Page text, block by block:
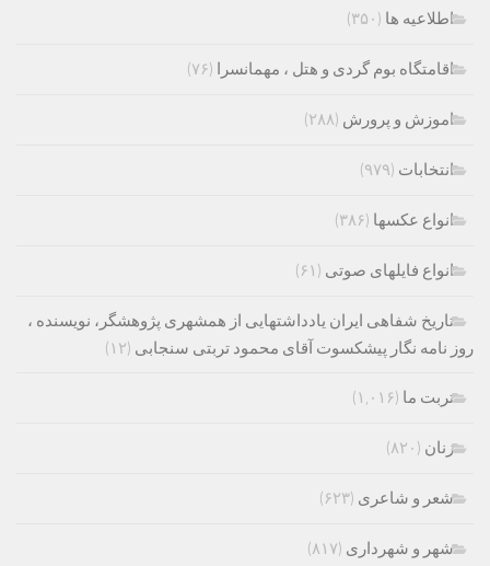
اطلاعیه ها (۳۵۰)
اقامتگاه بوم گردی و هتل ، مهمانسرا (۷۶)
اموزش و پرورش (۲۸۸)
انتخابات (۹۷۹)
انواع عکسها (۳۸۶)
انواع فایلهای صوتی (۶۱)
تاریخ شفاهی ایران یادداشتهایی از همشهری پژوهشگر، نویسنده ،
روز نامه نگار پیشکسوت آقای محمود تربتی سنجابی (۱۲)
تربت ما (۱,۰۱۶)
زنان (۸۲۰)
شعر و شاعری (۶۲۳)
شهر و شهرداری (۸۱۷)